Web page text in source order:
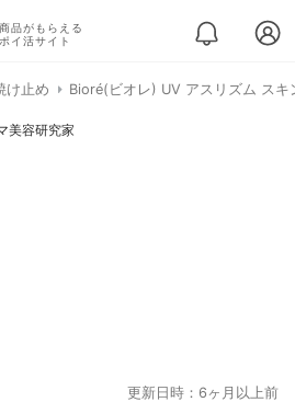
品がもらえる
イ活サイト
け止め Bioré(ビオレ) UV アスリズム スキ
美容研究家
更新日時：6ヶ月以上前